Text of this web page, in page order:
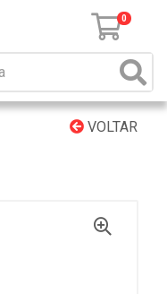
0
VOLTAR